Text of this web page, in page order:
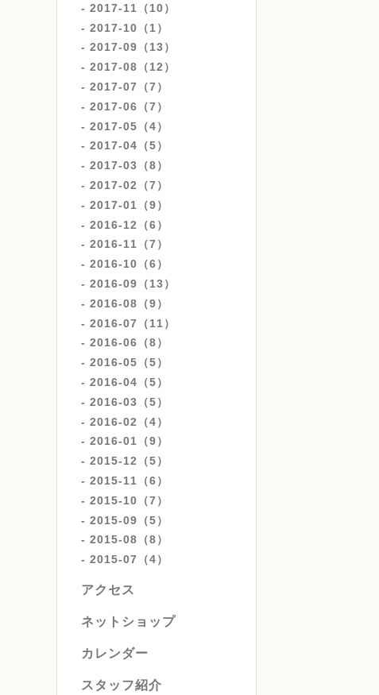
2017-11（10）
2017-10（1）
2017-09（13）
2017-08（12）
2017-07（7）
2017-06（7）
2017-05（4）
2017-04（5）
2017-03（8）
2017-02（7）
2017-01（9）
2016-12（6）
2016-11（7）
2016-10（6）
2016-09（13）
2016-08（9）
2016-07（11）
2016-06（8）
2016-05（5）
2016-04（5）
2016-03（5）
2016-02（4）
2016-01（9）
2015-12（5）
2015-11（6）
2015-10（7）
2015-09（5）
2015-08（8）
2015-07（4）
アクセス
ネットショップ
カレンダー
スタッフ紹介